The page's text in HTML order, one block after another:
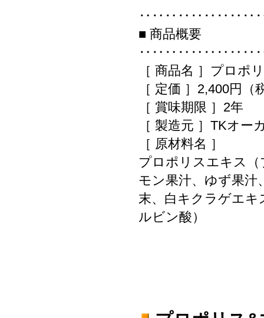
■ 商品概要
［ 商品名 ］プロポ
［ 定価 ］2,400円（
［ 賞味期限 ］2年
［ 製造元 ］TKオー
［ 原材料名 ］
プロポリスエキス
モン果汁、ゆず果
末、白キクラゲエキ
ルビン酸）